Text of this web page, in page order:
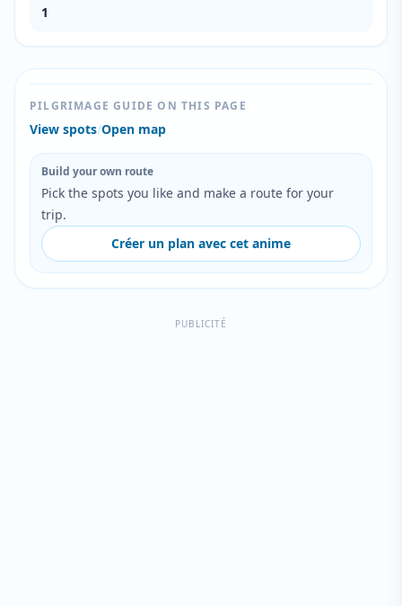
1
PILGRIMAGE GUIDE ON THIS PAGE
View spots/Open map
Build your own route
Pick the spots you like and make a route for your
trip.
Créer un plan avec cet anime
PUBLICITÉ